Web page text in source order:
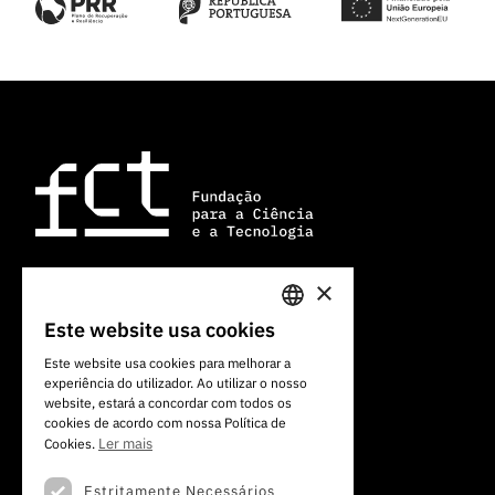
Av. do Brasil, 101
+351 213 924 300
PORTUGUESE
ENGLISH
×
Este website usa cookies
Este website usa cookies para melhorar a
experiência do utilizador. Ao utilizar o nosso
website, estará a concordar com todos os
cookies de acordo com nossa Política de
Cookies. Ler mais
Estritamente Necessários